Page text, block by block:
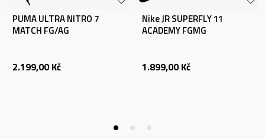
PUMA ULTRA NITRO 7
MATCH FG/AG
2.199,00 Kč
Nike JR SUPERFLY 11
ACADEMY FGMG
1.899,00 Kč